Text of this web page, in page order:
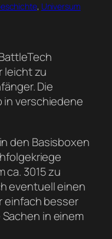
, Universum
leicht zu
Die
in verschiedene
den Basisboxen
ca. 3015 zu
eventuell einen
einfach besser
in einem